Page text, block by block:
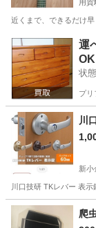
用賀
近くまで、できるだけ
東京 世田谷区 運
OK
状
プリ
川
新小
川口技研 TKレバー 表
東京 三鷹市
爬